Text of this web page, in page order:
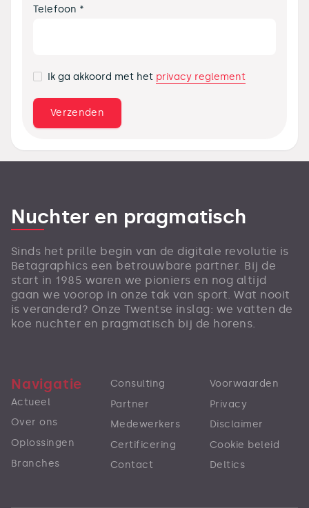
Telefoon *
Ik ga akkoord met het privacy reglement
Nuchter en pragmatisch
Sinds het prille begin van de digitale revolutie is
Betagraphics een betrouwbare partner. Bij de
start in 1985 waren we pioniers en nog altijd
gaan we voorop in onze tak van sport. Wat nooit
is veranderd? Onze Twentse inslag: we vatten de
koe nuchter en pragmatisch bij de horens.
Navigatie
Actueel
Over ons
Oplossingen
Branches
Consulting
Partner
Medewerkers
Certificering
Contact
Voorwaarden
Privacy
Disclaimer
Cookie beleid
Deltics